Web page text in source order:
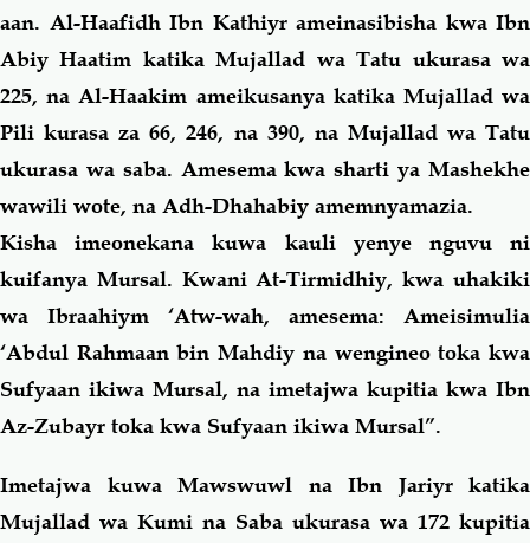
aan. Al-Haafidh Ibn Kathiyr ameinasibisha kwa Ibn
Abiy Haatim katika Mujallad wa Tatu ukurasa wa
225, na Al-Haakim ameikusanya katika Mujallad wa
Pili kurasa za 66, 246, na 390, na Mujallad wa Tatu
ukurasa wa saba. Amesema kwa sharti ya Mashekhe
wawili wote, na Adh-Dhahabiy amemnyamazia.
Kisha imeonekana kuwa kauli yenye nguvu ni
kuifanya Mursal. Kwani At-Tirmidhiy, kwa uhakiki
wa Ibraahiym ‘Atw-wah, amesema: Ameisimulia
‘Abdul Rahmaan bin Mahdiy na wengineo toka kwa
Sufyaan ikiwa Mursal, na imetajwa kupitia kwa Ibn
Az-Zubayr toka kwa Sufyaan ikiwa Mursal”.
Imetajwa kuwa Mawswuwl na Ibn Jariyr katika
Mujallad wa Kumi na Saba ukurasa wa 172 kupitia